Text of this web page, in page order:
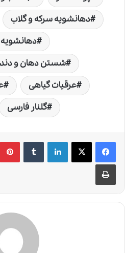
دهانشویه سرکه و گلاب
شستن دهان و
عرقیات گیاهی
گلنار فارسی
لینکدین ‫تامبلر
چاپ